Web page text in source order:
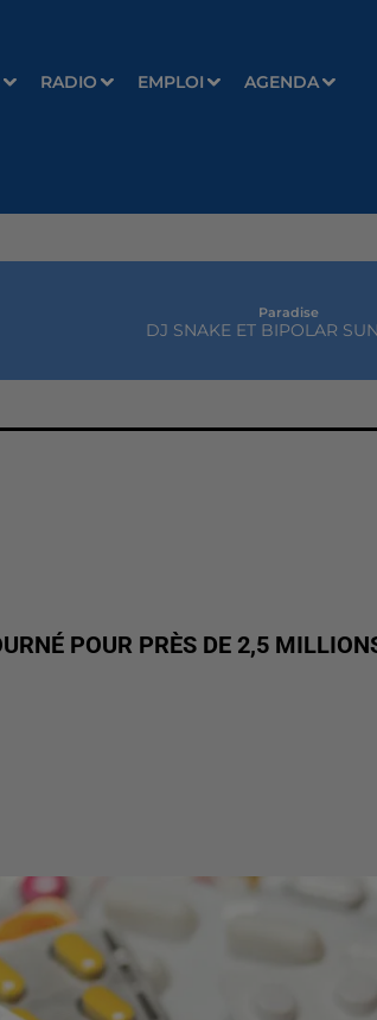
RADIO EMPLOI AGENDA
Paradise
DJ SNAKE ET BIPOLAR
POUR PRÈS DE 2,5